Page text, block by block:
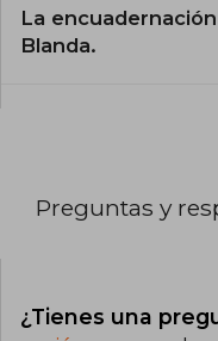
La
Blanda.
Preguntas y
¿Tienes una